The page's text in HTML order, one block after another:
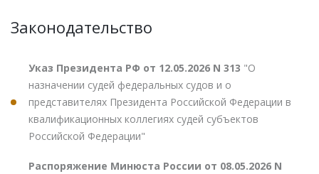
Законодательство
Указ Президента РФ от 12.05.2026 N 313 "О
назначении судей федеральных судов и о
представителях Президента Российской Федерации в
квалификационных коллегиях судей субъектов
Российской Федерации"
Распоряжение Минюста России от 08.05.2026 N